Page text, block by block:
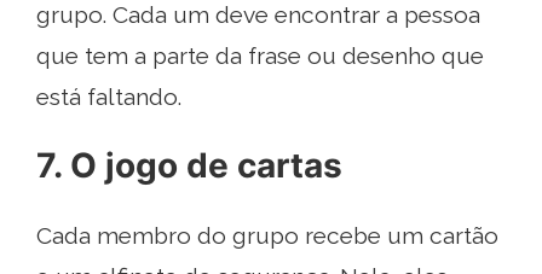
grupo. Cada um deve encontrar a pessoa
que tem a parte da frase ou desenho que
está faltando.
7. O jogo de cartas
Cada membro do grupo recebe um cartão